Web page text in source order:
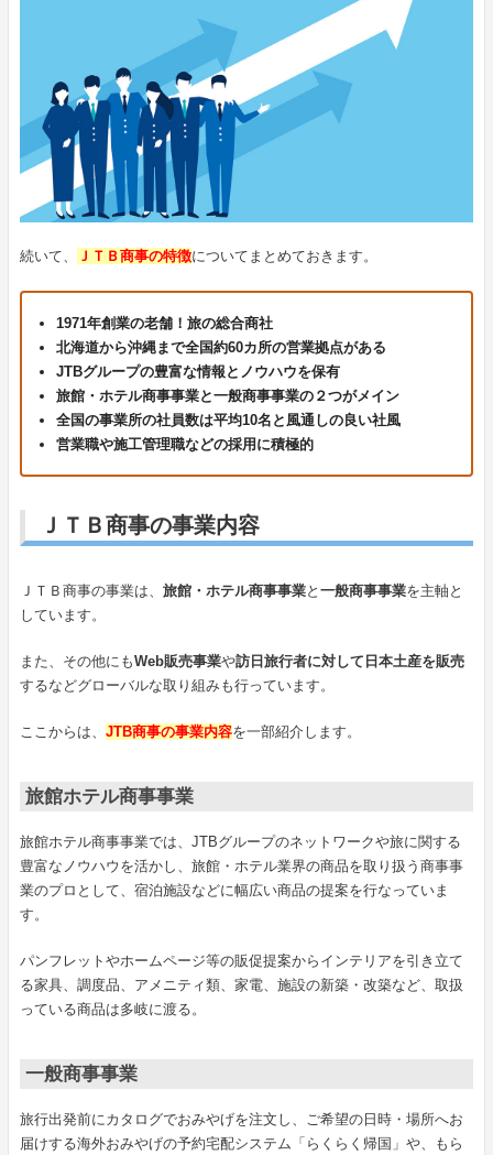
続いて、 ＪＴＢ商事の特徴についてまとめておきます。
1971年創業の老舗！旅の総合商社
北海道から沖縄まで全国約60カ所の営業拠点がある
JTBグループの豊富な情報とノウハウを保有
旅館・ホテル商事事業と一般商事事業の２つがメイン
全国の事業所の社員数は平均10名と風通しの良い社風
営業職や施工管理職などの採用に積極的
ＪＴＢ商事の事業内容
ＪＴＢ商事の事業は、 旅館・ホテル商事事業と 一般商事事業を主軸と
しています。
また、その他にもWeb販売事業や訪日旅行者に対して日本土産を販売
するなどグローバルな取り組みも行っています。
ここからは、 JTB商事の事業内容を一部紹介します。
旅館ホテル商事事業
旅館ホテル商事事業では、JTBグループのネットワークや旅に関する
豊富なノウハウを活かし、旅館・ホテル業界の商品を取り扱う商事事
業のプロとして、宿泊施設などに幅広い商品の提案を行なっていま
す。
パンフレットやホームページ等の販促提案からインテリアを引き立て
る家具、調度品、アメニティ類、家電、施設の新築・改築など、取扱
っている商品は多岐に渡る。
一般商事事業
旅行出発前にカタログでおみやげを注文し、ご希望の日時・場所へお
届けする海外おみやげの予約宅配システム「らくらく帰国」や、もら